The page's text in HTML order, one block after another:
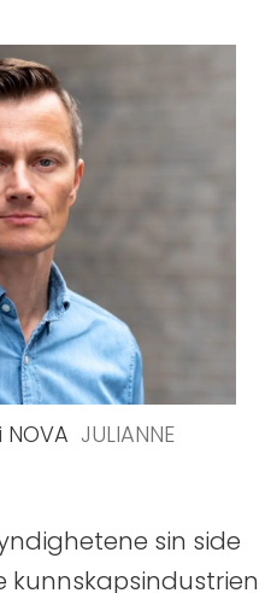
JULIANNE
sin side
kunnskapsindustrien